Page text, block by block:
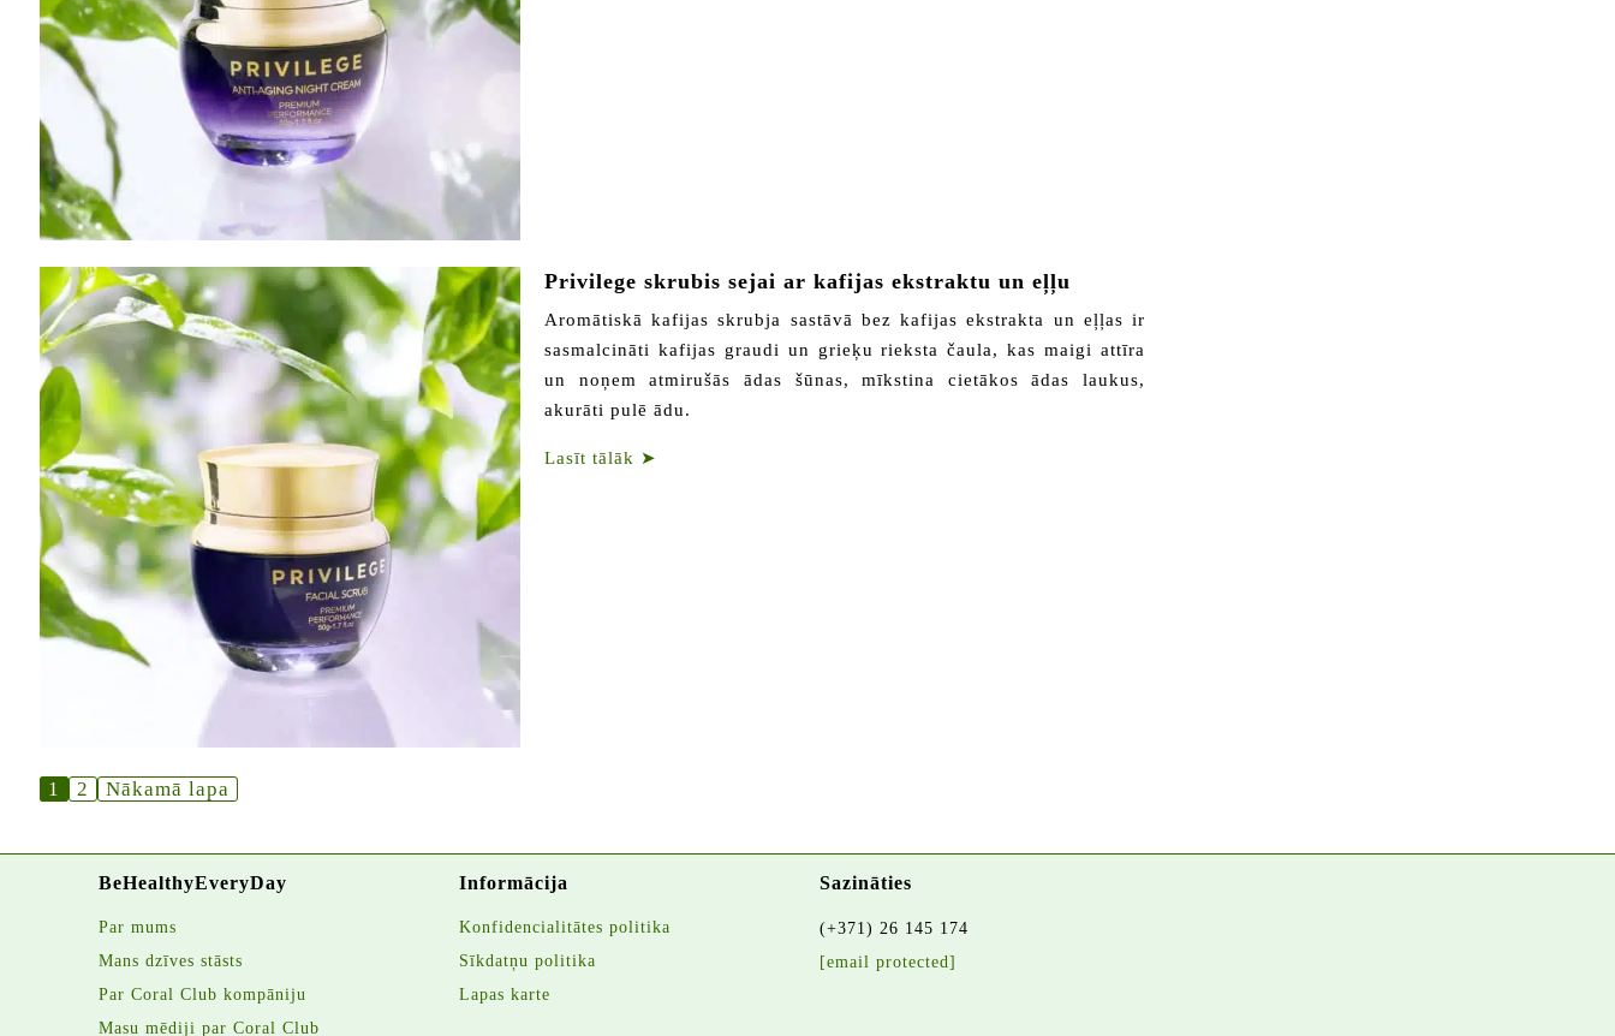
Privilege skrubis sejai ar kafijas ekstraktu un eļļu
Aromātiskā kafijas skrubja sastāvā bez kafijas ekstrakta un eļļas ir
sasmalcināti kafijas graudi un grieķu rieksta čaula, kas maigi attīra
un noņem atmirušās ādas šūnas, mīkstina cietākos ādas laukus,
akurāti pulē ādu.
Lasīt tālāk ➤
1 2 Nākamā lapa
BeHealthyEveryDay
Par mums
Mans dzīves stāsts
Par Coral Club kompāniju
Masu mēdiji par Coral Club
Informācija
Konfidencialitātes politika
Sīkdatņu politika
Lapas karte
Sazināties
(+371) 26 145 174
[email protected]